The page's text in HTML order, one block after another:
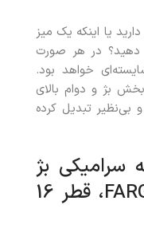
یا اینکه یک میز
دهید؟ در هر صورت
خواهد بود.
بژ و دوام بالای
تبدیل کرده
کاسه سرامیکی بژ
براق ایکیا مدل FARGKLAR، قطر 16